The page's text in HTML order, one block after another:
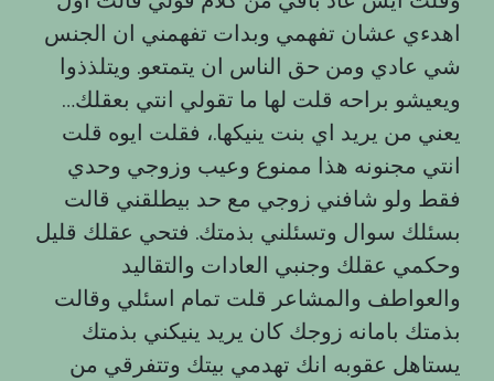
اهدءي عشان تفهمي وبدات تفهمني ان الجنس
شي عادي ومن حق الناس ان يتمتعو. ويتلذذوا
ويعيشو براحه قلت لها ما تقولي انتي بعقلك…
يعني من يريد اي بنت ينيكها.، فقلت ايوه قلت
انتي مجنونه هذا ممنوع وعيب وزوجي وحدي
فقط ولو شافني زوجي مع حد بيطلقني قالت
بسئلك سوال وتسئلني بذمتك. فتحي عقلك قليل
وحكمي عقلك وجنبي العادات والتقاليد
والعواطف والمشاعر قلت تمام اسئلي وقالت
بذمتك بامانه زوجك كان يريد ينيكني بذمتك
يستاهل عقوبه انك تهدمي بيتك وتتفرقي من